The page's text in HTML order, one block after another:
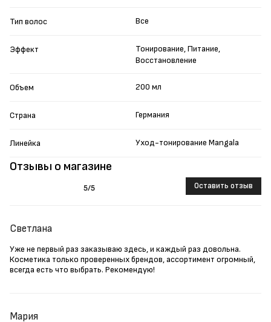
Отзывы о магазине
5/5 Оставить отзыв
Светлана
Уже не первый раз заказываю здесь, и каждый раз довольна.
Косметика только проверенных брендов, ассортимент огромный,
всегда есть что выбрать. Рекомендую!
Мария
Тип волос Все
Эффект
Тонирование, Питание,
Восстановление
Объем 200 мл
Страна Германия
Линейка Уход-тонирование Mangala